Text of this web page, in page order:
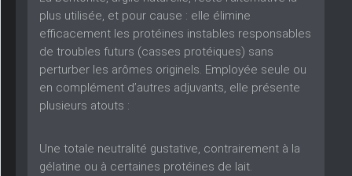
plus utilisée, et pour cause : elle élimine
efficacement les protéines instables responsables
de troubles futurs (casses protéiques) sans
perturber les arômes originels. Employée seule ou
en complément d’autres adjuvants, elle présente
plusieurs atouts :
Une totale neutralité gustative, contrairement à la
gélatine ou à certaines protéines de lait.